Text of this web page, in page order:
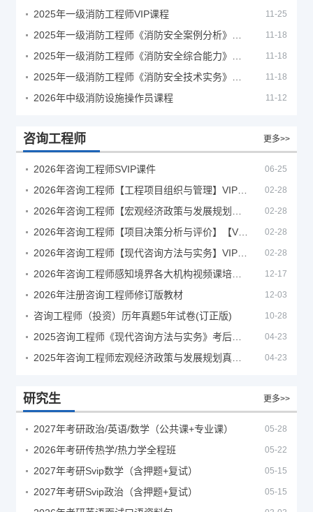
2025年一级消防工程师VIP课程 11-25
11-18
11-18
11-18
2026年中级消防设施操作员课程 11-12
咨询工程师 更多>>
2026年咨询工程师SVIP课件 06-25
02-28
02-28
02-28
02-28
12-17
2026年注册咨询工程师修订版教材 12-03
咨询工程师（投资）历年真题5年试卷(订正版) 10-28
04-23
04-23
研究生 更多>>
2027年考研政治/英语/数学（公共课+专业课） 05-28
2026年考研传热学/热力学全程班 05-22
2027年考研Svip数学（含押题+复试） 05-15
2027年考研Svip政治（含押题+复试） 05-15